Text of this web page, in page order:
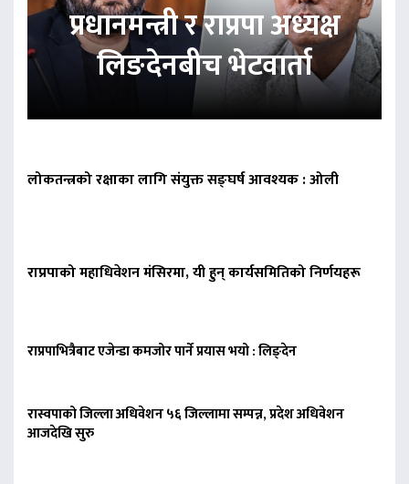
प्रधानमन्त्री र राप्रपा अध्यक्ष
लिङदेनबीच भेटवार्ता
लोकतन्त्रको रक्षाका लागि संयुक्त सङ्घर्ष आवश्यक : ओली
राप्रपाको महाधिवेशन मंसिरमा, यी हुन् कार्यसमितिको निर्णयहरू
राप्रपाभित्रैबाट एजेन्डा कमजोर पार्ने प्रयास भयो : लिङ्देन
रास्वपाको जिल्ला अधिवेशन ५६ जिल्लामा सम्पन्न, प्रदेश अधिवेशन
आजदेखि सुरु